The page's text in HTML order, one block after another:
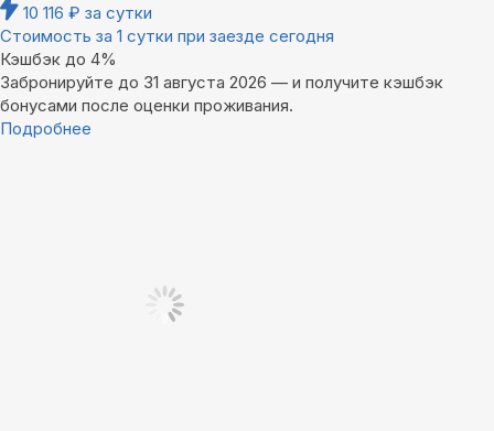
10 116 ₽ за сутки
Стоимость за 1 сутки при заезде сегодня
Кэшбэк до 4%
Забронируйте до 31 августа 2026 — и получите кэшбэк
бонусами после оценки проживания.
Подробнее